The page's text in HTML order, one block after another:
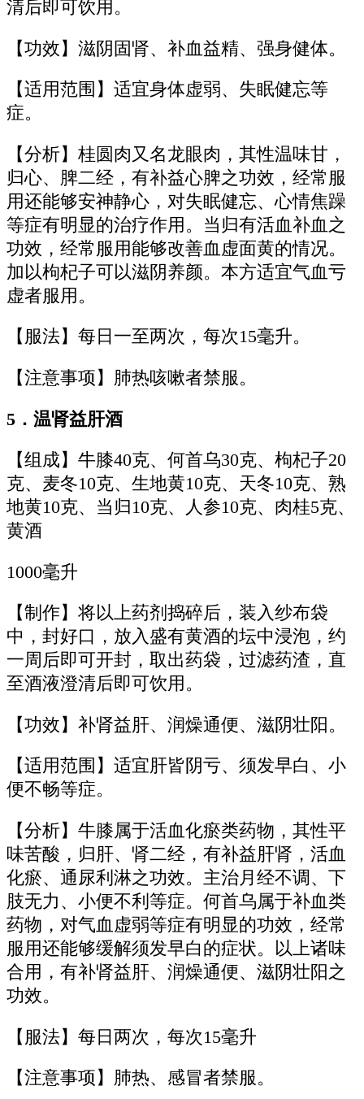
清后即可饮用。
【功效】滋阴固肾、补血益精、强身健体。
【适用范围】适宜身体虚弱、失眠健忘等
症。
【分析】桂圆肉又名龙眼肉，其性温味甘，
归心、脾二经，有补益心脾之功效，经常服
用还能够安神静心，对失眠健忘、心情焦躁
等症有明显的治疗作用。当归有活血补血之
功效，经常服用能够改善血虚面黄的情况。
加以枸杞子可以滋阴养颜。本方适宜气血亏
虚者服用。
【服法】每日一至两次，每次15毫升。
【注意事项】肺热咳嗽者禁服。
5．温肾益肝酒
【组成】牛膝40克、何首乌30克、枸杞子20
克、麦冬10克、生地黄10克、天冬10克、熟
地黄10克、当归10克、人参10克、肉桂5克、
黄酒
1000毫升
【制作】将以上药剂捣碎后，装入纱布袋
中，封好口，放入盛有黄酒的坛中浸泡，约
一周后即可开封，取出药袋，过滤药渣，直
至酒液澄清后即可饮用。
【功效】补肾益肝、润燥通便、滋阴壮阳。
【适用范围】适宜肝皆阴亏、须发早白、小
便不畅等症。
【分析】牛膝属于活血化瘀类药物，其性平
味苦酸，归肝、肾二经，有补益肝肾，活血
化瘀、通尿利淋之功效。主治月经不调、下
肢无力、小便不利等症。何首乌属于补血类
药物，对气血虚弱等症有明显的功效，经常
服用还能够缓解须发早白的症状。以上诸味
合用，有补肾益肝、润燥通便、滋阴壮阳之
功效。
【服法】每日两次，每次15毫升
【注意事项】肺热、感冒者禁服。